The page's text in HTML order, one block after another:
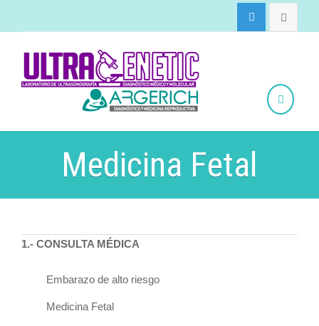
Medicina Fetal
1.- CONSULTA MÉDICA
Embarazo de alto riesgo
Medicina Fetal